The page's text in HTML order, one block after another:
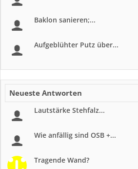
Baklon sanieren;...
Aufgeblühter Putz über...
Neueste Antworten
Lautstärke Stehfalz...
Wie anfällig sind OSB +...
Tragende Wand?